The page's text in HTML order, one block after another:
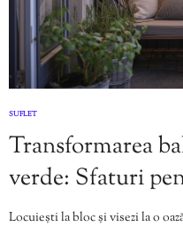
SUFLET
Transformarea
verde: Sfaturi
Locuiești la bloc și visezi la o